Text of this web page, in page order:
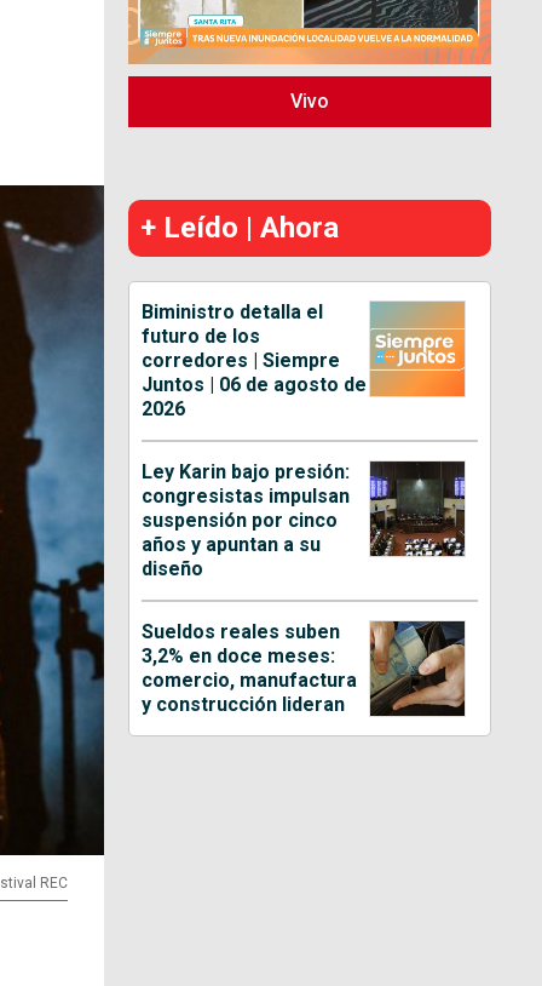
REC
Vivo
+ Leído | Ahora
Biministro detalla el
futuro de los
corredores | Siempre
Juntos | 06 de agosto de
2026
Ley Karin bajo presión:
congresistas impulsan
suspensión por cinco
años y apuntan a su
diseño
Sueldos reales suben
3,2% en doce meses:
comercio, manufactura
y construcción lideran